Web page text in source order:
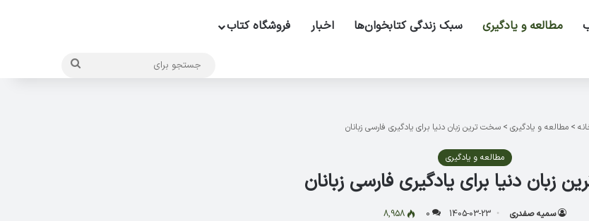
مطالعه و یادگیری سبک زندگی کتابخوان‌ها اخبار فروشگاه کتاب
جستجو
> مطالعه و یادگیری > سخت ترین زبان دنیا برای یادگیری فارسی زبانان
مطالعه و یادگیری
زبان دنیا برای یادگیری فارسی زبانان
سمیه صفدری 1405-03-23
0
8,958